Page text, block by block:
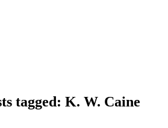
tagged: K. W. Caine